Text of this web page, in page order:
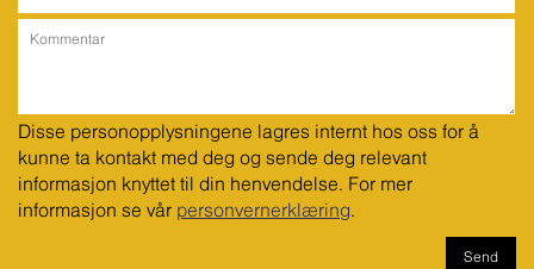
Disse personopplysningene lagres internt hos oss for å
kunne ta kontakt med deg og sende deg relevant
informasjon knyttet til din henvendelse. For mer
informasjon se vår personvernerklæring.